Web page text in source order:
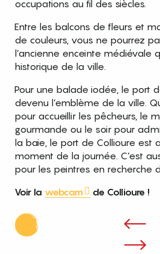
occupations au fil des siècles.
Entre les balcons de fleurs et
de couleurs, vous ne pourrez
l’ancienne enceinte médiévale
historique de la ville.
Pour une balade iodée, le port
devenu l’emblème de la ville.
pour accueillir les pêcheurs, le
gourmande ou le soir pour
la baie, le port de Collioure est
moment de la journée. C’est
pour les peintres en recherche
Voir la webcam de Collioure !